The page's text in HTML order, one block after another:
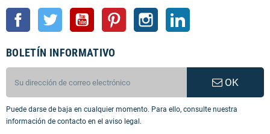
Facebook Twitter YouTube Pinterest Instagram
BOLETÍN INFORMATIVO
OK
Puede darse de baja en cualquier momento. Para ello, consulte nuestra
información de contacto en el aviso legal.